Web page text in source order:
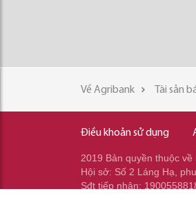
Về Agribank Tài sản
Điều khoản sử dụng
2019 Bản quyền thuộc
Hội sở: Số 2 Láng Hạ,
Sđt tiếp nhận: